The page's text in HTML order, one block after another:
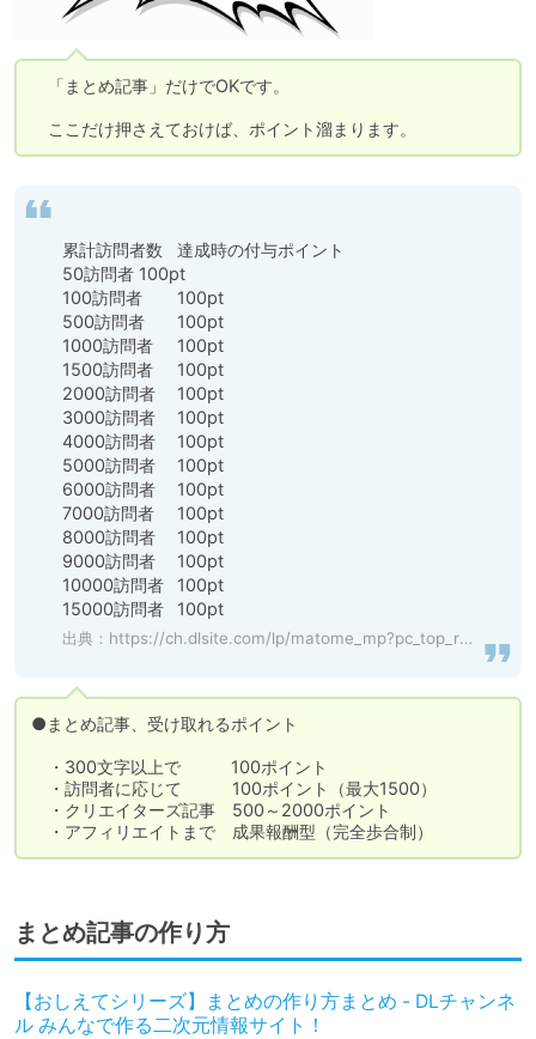
「まとめ記事」だけでOKです。
ここだけ押さえておけば、ポイント溜まります。
累計訪問者数	達成時の付与ポイント
50訪問者	100pt
100訪問者	100pt
500訪問者	100pt
1000訪問者	100pt
1500訪問者	100pt
2000訪問者	100pt
3000訪問者	100pt
4000訪問者	100pt
5000訪問者	100pt
6000訪問者	100pt
7000訪問者	100pt
8000訪問者	100pt
9000訪問者	100pt
10000訪問者	100pt
15000訪問者	100pt
出典： https://ch.dlsite.com/lp/matome_mp?pc_top_right_02
●まとめ記事、受け取れるポイント
・300文字以上で　　　100ポイント
・訪問者に応じて　　　100ポイント（最大1500）
・クリエイターズ記事　500～2000ポイント
・アフィリエイトまで　成果報酬型（完全歩合制）
まとめ記事の作り方
【おしえてシリーズ】まとめの作り方まとめ - DLチャンネ
ル みんなで作る二次元情報サイト！